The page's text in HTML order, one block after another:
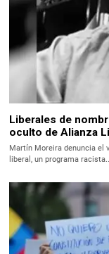
Liberales de
oculto de Alianza
Martín Moreira denuncia el
liberal, un programa racista.…